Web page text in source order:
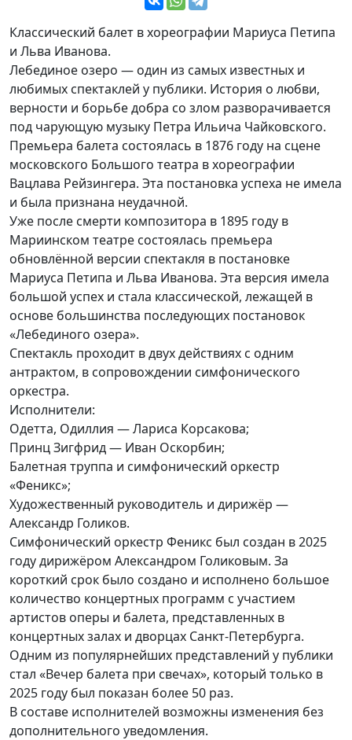
Классический балет в хореографии Мариуса Петипа
и Льва Иванова.
Лебединое озеро — один из самых известных и
любимых спектаклей у публики. История о любви,
верности и борьбе добра со злом разворачивается
под чарующую музыку Петра Ильича Чайковского.
Премьера балета состоялась в 1876 году на сцене
московского Большого театра в хореографии
Вацлава Рейзингера. Эта постановка успеха не имела
и была признана неудачной.
Уже после смерти композитора в 1895 году в
Мариинском театре состоялась премьера
обновлённой версии спектакля в постановке
Мариуса Петипа и Льва Иванова. Эта версия имела
большой успех и стала классической, лежащей в
основе большинства последующих постановок
«Лебединого озера».
Спектакль проходит в двух действиях с одним
антрактом, в сопровождении симфонического
оркестра.
Исполнители:
Одетта, Одиллия — Лариса Корсакова;
Принц Зигфрид — Иван Оскорбин;
Балетная труппа и симфонический оркестр
«Феникс»;
Художественный руководитель и дирижёр —
Александр Голиков.
Симфонический оркестр Феникс был создан в 2025
году дирижёром Александром Голиковым. За
короткий срок было создано и исполнено большое
количество концертных программ с участием
артистов оперы и балета, представленных в
концертных залах и дворцах Санкт-Петербурга.
Одним из популярнейших представлений у публики
стал «Вечер балета при свечах», который только в
2025 году был показан более 50 раз.
В составе исполнителей возможны изменения без
дополнительного уведомления.